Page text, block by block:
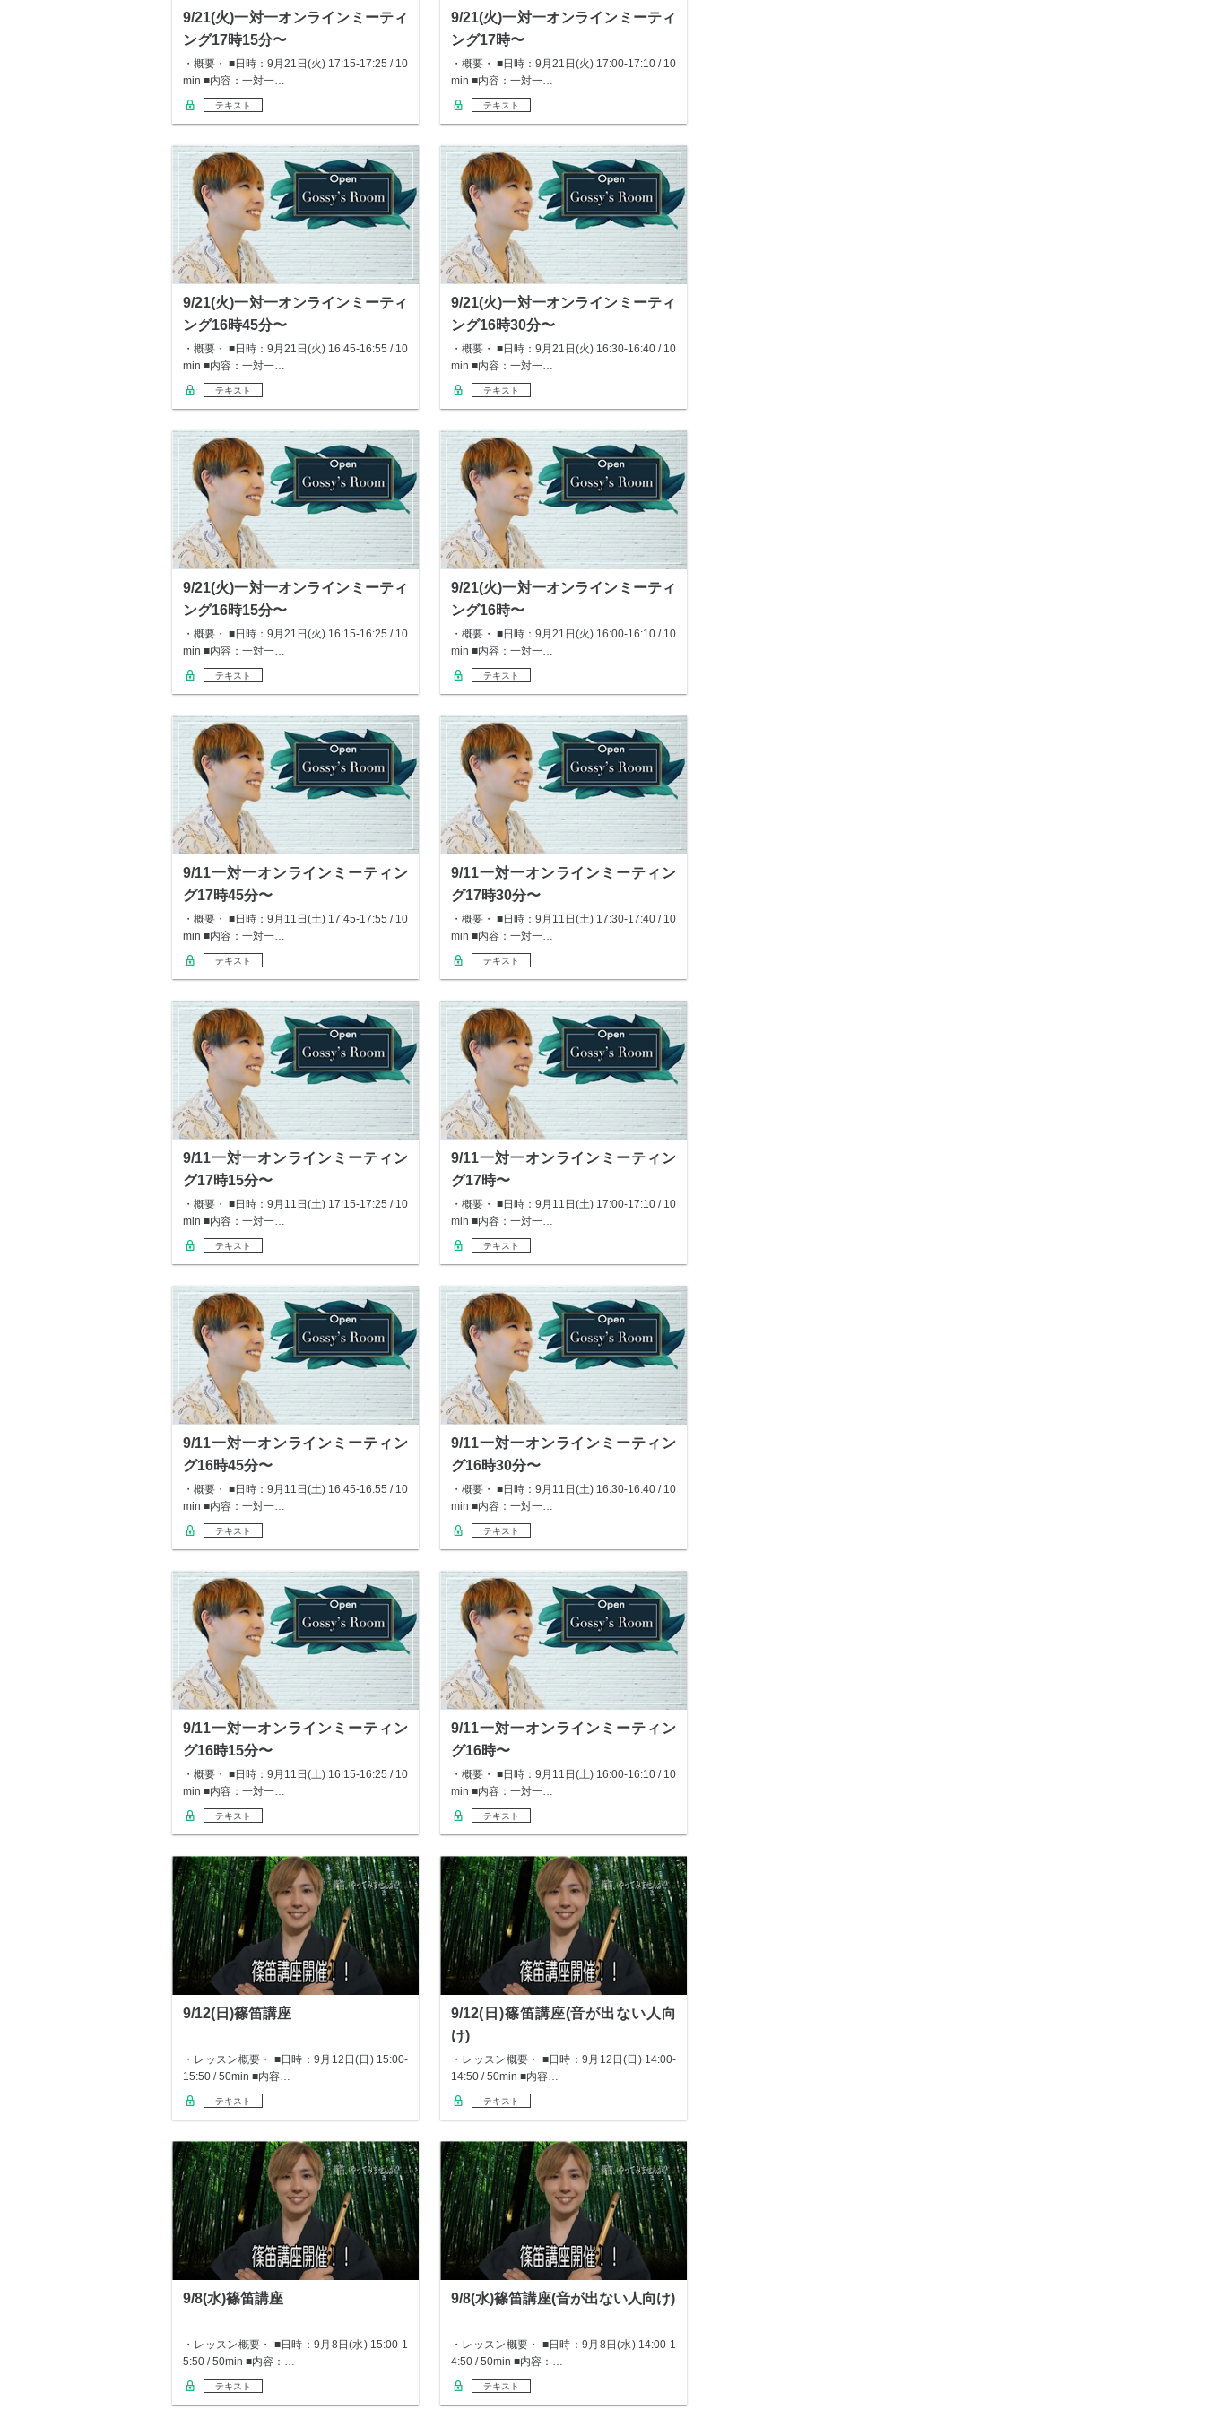
9/21(火)一対一オンラインミーティ
ング17時15分〜
・概要・ ■日時：9月21日(火) 17:15-17:25 / 10
min ■内容：一対一…
テキスト
9/21(火)一対一オンラインミーティ
ング17時〜
・概要・ ■日時：9月21日(火) 17:00-17:10 / 10
min ■内容：一対一…
テキスト
9/21(火)一対一オンラインミーティ
ング16時45分〜
・概要・ ■日時：9月21日(火) 16:45-16:55 / 10
min ■内容：一対一…
テキスト
9/21(火)一対一オンラインミーティ
ング16時30分〜
・概要・ ■日時：9月21日(火) 16:30-16:40 / 10
min ■内容：一対一…
テキスト
9/21(火)一対一オンラインミーティ
ング16時15分〜
・概要・ ■日時：9月21日(火) 16:15-16:25 / 10
min ■内容：一対一…
テキスト
9/21(火)一対一オンラインミーティ
ング16時〜
・概要・ ■日時：9月21日(火) 16:00-16:10 / 10
min ■内容：一対一…
テキスト
9/11一対一オンラインミーティン
グ17時45分〜
・概要・ ■日時：9月11日(土) 17:45-17:55 / 10
min ■内容：一対一…
テキスト
9/11一対一オンラインミーティン
グ17時30分〜
・概要・ ■日時：9月11日(土) 17:30-17:40 / 10
min ■内容：一対一…
テキスト
9/11一対一オンラインミーティン
グ17時15分〜
・概要・ ■日時：9月11日(土) 17:15-17:25 / 10
min ■内容：一対一…
テキスト
9/11一対一オンラインミーティン
グ17時〜
・概要・ ■日時：9月11日(土) 17:00-17:10 / 10
min ■内容：一対一…
テキスト
9/11一対一オンラインミーティン
グ16時45分〜
・概要・ ■日時：9月11日(土) 16:45-16:55 / 10
min ■内容：一対一…
テキスト
9/11一対一オンラインミーティン
グ16時30分〜
・概要・ ■日時：9月11日(土) 16:30-16:40 / 10
min ■内容：一対一…
テキスト
9/11一対一オンラインミーティン
グ16時15分〜
・概要・ ■日時：9月11日(土) 16:15-16:25 / 10
min ■内容：一対一…
テキスト
9/11一対一オンラインミーティン
グ16時〜
・概要・ ■日時：9月11日(土) 16:00-16:10 / 10
min ■内容：一対一…
テキスト
9/12(日)篠笛講座
・レッスン概要・ ■日時：9月12日(日) 15:00-
15:50 / 50min ■内容…
テキスト
9/12(日)篠笛講座(音が出ない人向
け)
・レッスン概要・ ■日時：9月12日(日) 14:00-
14:50 / 50min ■内容…
テキスト
9/8(水)篠笛講座
・レッスン概要・ ■日時：9月8日(水) 15:00-1
5:50 / 50min ■内容：…
テキスト
9/8(水)篠笛講座(音が出ない人向け)
・レッスン概要・ ■日時：9月8日(水) 14:00-1
4:50 / 50min ■内容：…
テキスト